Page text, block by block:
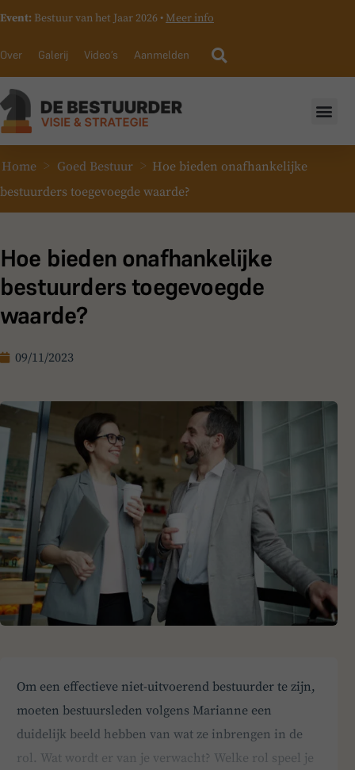
Event: Bestuur van het Jaar 2026 • Meer info
Over Galerij Video’s Aanmelden
Home > Goed Bestuur > Hoe bieden onafhankelijke
bestuurders toegevoegde waarde?
Hoe bieden onafhankelijke
bestuurders toegevoegde
waarde?
09/11/2023
Om een effectieve niet-uitvoerend bestuurder te zijn,
moeten bestuursleden volgens Marianne een
duidelijk beeld hebben van wat ze inbrengen in de
rol. Wat wordt er van je verwacht? Welke rol speel je